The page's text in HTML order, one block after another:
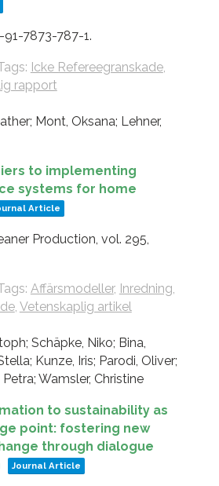
91-7873-787-1.
Icke Refereegranskade,
rapport
Mont, Oksana; Lehner,
to implementing
systems for home
Article
Production, vol. 295,
Affärsmodeller, Inredning,
, Vetenskaplig artikel
Schäpke, Niko; Bina,
Kunze, Iris; Parodi, Oliver;
Wamsler, Christine
to sustainability as
point: fostering new
through dialogue
Journal Article